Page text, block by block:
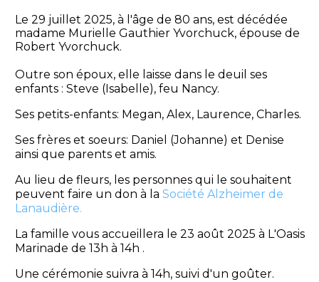
Le 29 juillet 2025, à l'âge de 80 ans, est décédée
madame Murielle Gauthier Yvorchuck, épouse de
Robert Yvorchuck.
Outre son époux, elle laisse dans le deuil ses
enfants : Steve (Isabelle), feu Nancy.
Ses petits-enfants: Megan, Alex, Laurence, Charles.
Ses frères et soeurs: Daniel (Johanne) et Denise
ainsi que parents et amis.
Au lieu de fleurs, les personnes qui le souhaitent
peuvent faire un don à la Société Alzheimer de
Lanaudière.
La famille vous accueillera le 23 août 2025 à L'Oasis
Marinade de 13h à 14h .
Une cérémonie suivra à 14h, suivi d'un goûter.